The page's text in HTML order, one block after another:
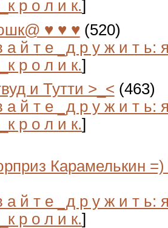
р о л и к.]
♥ ♥ ♥ (520)
а й т е _д р у ж и т ь:
р о л и к.]
и Тутти >_< (463)
а й т е _д р у ж и т ь:
р о л и к.]
Карамелькин =)
а й т е _д р у ж и т ь:
р о л и к.]